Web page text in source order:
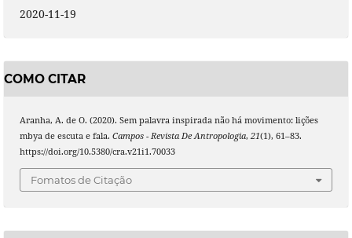
2020-11-19
COMO CITAR
Aranha, A. de O. (2020). Sem palavra inspirada não há movimento: lições
mbya de escuta e fala. Campos - Revista De Antropologia, 21(1), 61–83.
https://doi.org/10.5380/cra.v21i1.70033
Fomatos de Citação